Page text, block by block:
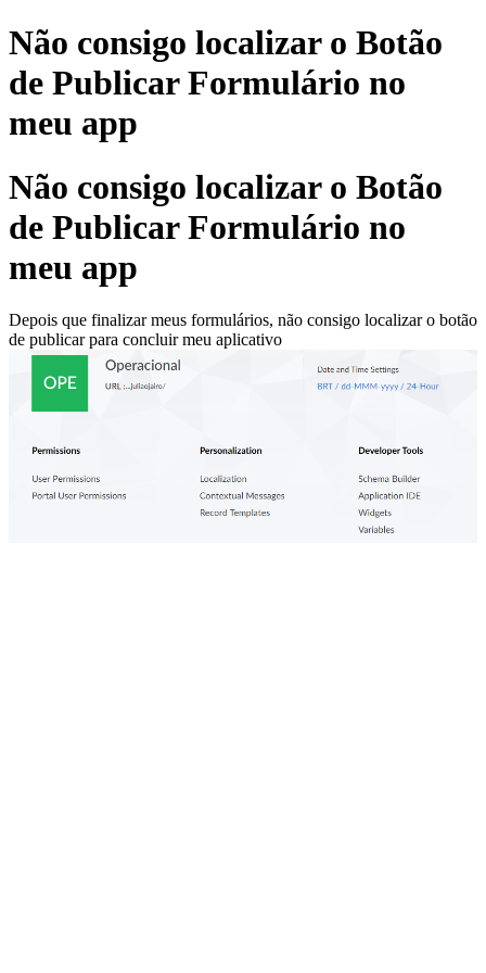
Não consigo localizar o Botão
de Publicar Formulário no
meu app
Não consigo localizar o Botão
de Publicar Formulário no
meu app
Depois que finalizar meus formulários, não consigo localizar o botão
de publicar para concluir meu aplicativo